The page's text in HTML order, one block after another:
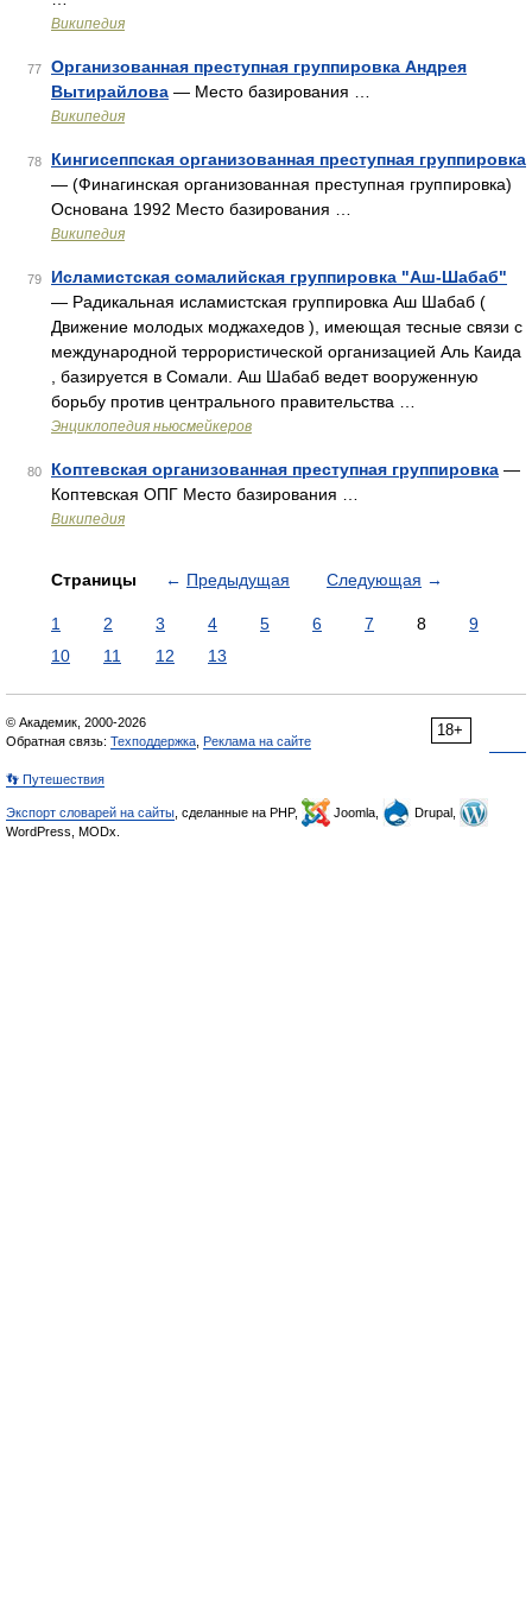
Википедия
77
Организованная преступная группировка Андрея
Вытирайлова — Место базирования …
Википедия
78
Кингисеппская организованная преступная группировка
— (Финагинская организованная преступная группировка)
Основана 1992 Место базирования …
Википедия
79
Исламистская сомалийская группировка "Аш-Шабаб"
— Радикальная исламистская группировка Аш Шабаб (
Движение молодых моджахедов ), имеющая тесные связи с
международной террористической организацией Аль Каида
, базируется в Сомали. Аш Шабаб ведет вооруженную
борьбу против центрального правительства …
Энциклопедия ньюсмейкеров
80 Коптевская организованная преступная группировка —
Коптевская ОПГ Место базирования …
Википедия
Страницы ← Предыдущая Следующая →
1 2 3 4 5 6 7 8
9
10
11 12 13
18+
© Академик, 2000-2026
Обратная связь: Техподдержка Реклама на сайте
👣 Путешествия
Экспорт словарей на сайты , сделанные на PHP, Joomla,
Drupal,
WordPress, MODx.